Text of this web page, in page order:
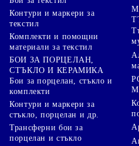
Контури и маркери за
текстил
Комплекти и помощни
материали за текстил
БОИ ЗА ПОРЦЕЛАН,
СТЪКЛО И КЕРАМИКА
Бои за порцелан, стъкло и
комплекти
Контури и маркери за
стъкло, порцелан и др.
Трансферни бои за
порцелан и стъкло